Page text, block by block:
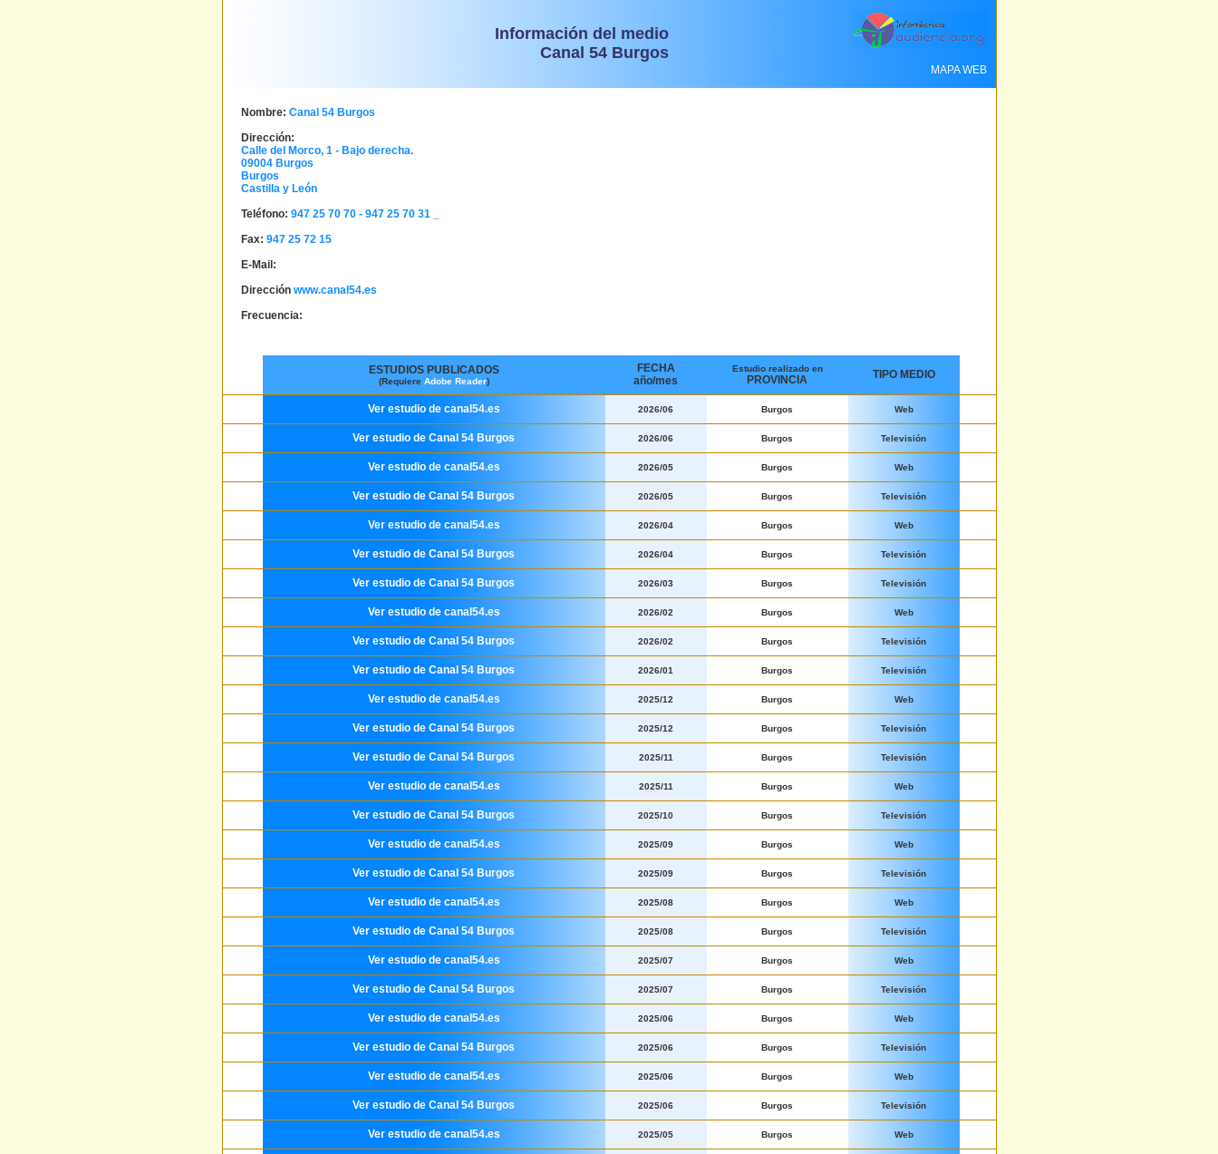
Información del medio
Canal 54 Burgos
MAPA WEB
Nombre: Canal 54 Burgos
Dirección:
Calle del Morco, 1 - Bajo derecha.
09004 Burgos
Burgos
Castilla y León
Teléfono: 947 25 70 70 - 947 25 70 31 _
Fax: 947 25 72 15
E-Mail:
Dirección www.canal54.es
Frecuencia:
ESTUDIOS PUBLICADOS
(Requiere Adobe Reader)
FECHA
año/mes
Estudio realizado en
PROVINCIA TIPO MEDIO
Ver estudio de canal54.es 2026/06 Burgos Web
Ver estudio de Canal 54 Burgos 2026/06 Burgos Televisión
Ver estudio de canal54.es 2026/05 Burgos Web
Ver estudio de Canal 54 Burgos 2026/05 Burgos Televisión
Ver estudio de canal54.es 2026/04 Burgos Web
Ver estudio de Canal 54 Burgos 2026/04 Burgos Televisión
Ver estudio de Canal 54 Burgos 2026/03 Burgos Televisión
Ver estudio de canal54.es 2026/02 Burgos Web
Ver estudio de Canal 54 Burgos 2026/02 Burgos Televisión
Ver estudio de Canal 54 Burgos 2026/01 Burgos Televisión
Ver estudio de canal54.es 2025/12 Burgos Web
Ver estudio de Canal 54 Burgos 2025/12 Burgos Televisión
Ver estudio de Canal 54 Burgos 2025/11 Burgos Televisión
Ver estudio de canal54.es 2025/11 Burgos Web
Ver estudio de Canal 54 Burgos 2025/10 Burgos Televisión
Ver estudio de canal54.es 2025/09 Burgos Web
Ver estudio de Canal 54 Burgos 2025/09 Burgos Televisión
Ver estudio de canal54.es 2025/08 Burgos Web
Ver estudio de Canal 54 Burgos 2025/08 Burgos Televisión
Ver estudio de canal54.es 2025/07 Burgos Web
Ver estudio de Canal 54 Burgos 2025/07 Burgos Televisión
Ver estudio de canal54.es 2025/06 Burgos Web
Ver estudio de Canal 54 Burgos 2025/06 Burgos Televisión
Ver estudio de canal54.es 2025/06 Burgos Web
Ver estudio de Canal 54 Burgos 2025/06 Burgos Televisión
Ver estudio de canal54.es 2025/05 Burgos Web